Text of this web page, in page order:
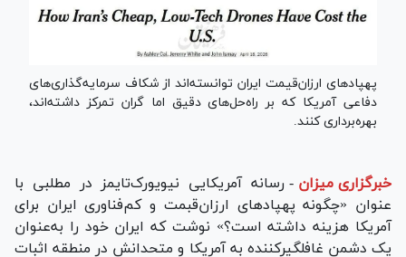
پهپادهای ارزان‌قیمت ایران توانسته‌اند از شکاف سرمایه‌گذاری‌های
دفاعی آمریکا که بر راه‌حل‌های دقیق اما گران تمرکز داشته‌اند،
بهره‌برداری کنند.
خبرگزاری میزان - رسانه آمریکایی نیویورک‌تایمز در مطلبی با
عنوان «چگونه پهپادهای ارزان‌قبمت و کم‌فناوری ایران برای
آمریکا هزینه داشته است؟» نوشت که ایران خود را به‌عنوان
یک دشمن غافلگیرکننده به آمریکا و متحدانش در منطقه‌ اثبات